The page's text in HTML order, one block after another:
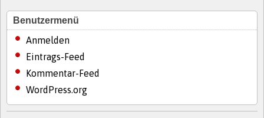
Benutzermenü
Anmelden
Eintrags-Feed
Kommentar-Feed
WordPress.org